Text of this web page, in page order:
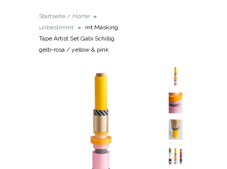
Startseite / Home
»
unbestimmt
»
mt Masking
Tape Artist Set Gabi Schillig
gelb-rosa / yellow & pink